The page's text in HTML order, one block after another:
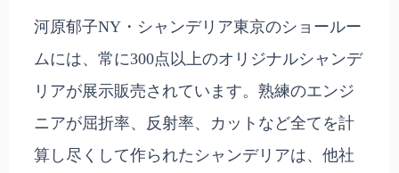
河原郁子NY・シャンデリア東京のショールー
ムには、常に300点以上のオリジナルシャンデ
リアが展示販売されています。熟練のエンジ
ニアが屈折率、反射率、カットなど全てを計
算し尽くして作られたシャンデリアは、他社